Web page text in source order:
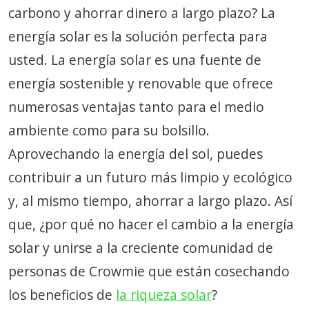
carbono y ahorrar dinero a largo plazo? La
energía solar es la solución perfecta para
usted. La energía solar es una fuente de
energía sostenible y renovable que ofrece
numerosas ventajas tanto para el medio
ambiente como para su bolsillo.
Aprovechando la energía del sol, puedes
contribuir a un futuro más limpio y ecológico
y, al mismo tiempo, ahorrar a largo plazo. Así
que, ¿por qué no hacer el cambio a la energía
solar y unirse a la creciente comunidad de
personas de Crowmie que están cosechando
los beneficios de la riqueza solar?